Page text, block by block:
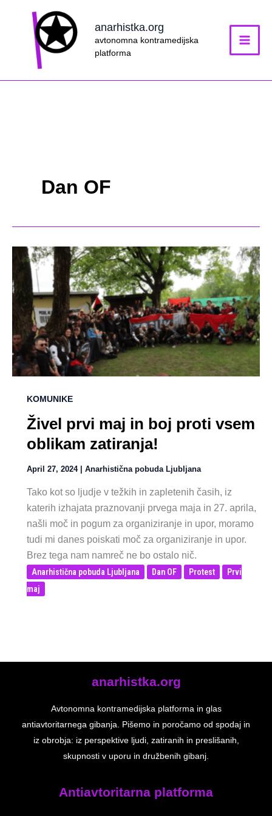
anarhistka.org
avtonomna kontramedijska
platforma
Dan OF
KOMUNIKE
Živel prvi maj in boj proti vsem
oblikam zatiranja!
April 27, 2024 Anarhistična pobuda Ljubljana
Tako kot so ljudje v težkih in zapletenih časih, iz
katerih izhajata praznovanji prvega maja in 27. aprila,
našli moč in pogum za organiziranje in upor, moramo
tudi mi danes poiskati moč za organiziranje in upor.
Brez tega nam namreč ne bo ostalo nič.
Anarhistična pobuda Ljubljana Dan OF Protest
Prvi
maj
anarhistka.org
Avtonomna kontramedijska platforma in glas
antiavtoritarnega gibanja. Pišemo in poročamo od spodaj in
iz obrobja: iz perspektive ljudi, zatiranih in preslišanih,
skupnosti v uporu in družbenih gibanj.
Antiavtoritarna platforma